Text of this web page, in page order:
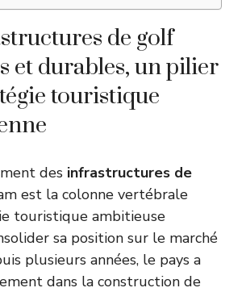
de golf
et durables, un pilier
touristique
des infrastructures de
est la colonne vertébrale
touristique ambitieuse
sa position sur le marché
plusieurs années, le pays a
dans la construction de